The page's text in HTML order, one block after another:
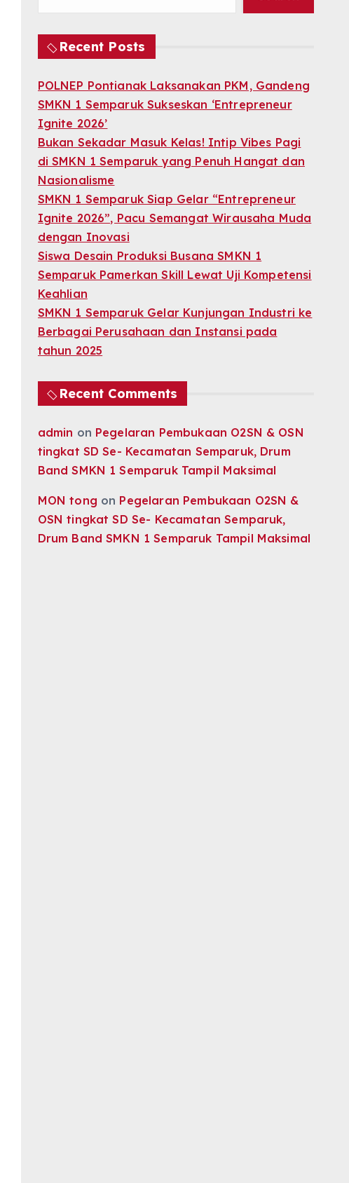
Recent Posts
POLNEP Pontianak Laksanakan PKM, Gandeng
SMKN 1 Semparuk Sukseskan ‘Entrepreneur
Ignite 2026’
Bukan Sekadar Masuk Kelas! Intip Vibes Pagi
di SMKN 1 Semparuk yang Penuh Hangat dan
Nasionalisme
SMKN 1 Semparuk Siap Gelar “Entrepreneur
Ignite 2026”, Pacu Semangat Wirausaha Muda
dengan Inovasi
Siswa Desain Produksi Busana SMKN 1
Semparuk Pamerkan Skill Lewat Uji Kompetensi
Keahlian
SMKN 1 Semparuk Gelar Kunjungan Industri ke
Berbagai Perusahaan dan Instansi pada
tahun 2025
Recent Comments
admin on Pegelaran Pembukaan O2SN & OSN
tingkat SD Se- Kecamatan Semparuk, Drum
Band SMKN 1 Semparuk Tampil Maksimal
MON tong on Pegelaran Pembukaan O2SN &
OSN tingkat SD Se- Kecamatan Semparuk,
Drum Band SMKN 1 Semparuk Tampil Maksimal